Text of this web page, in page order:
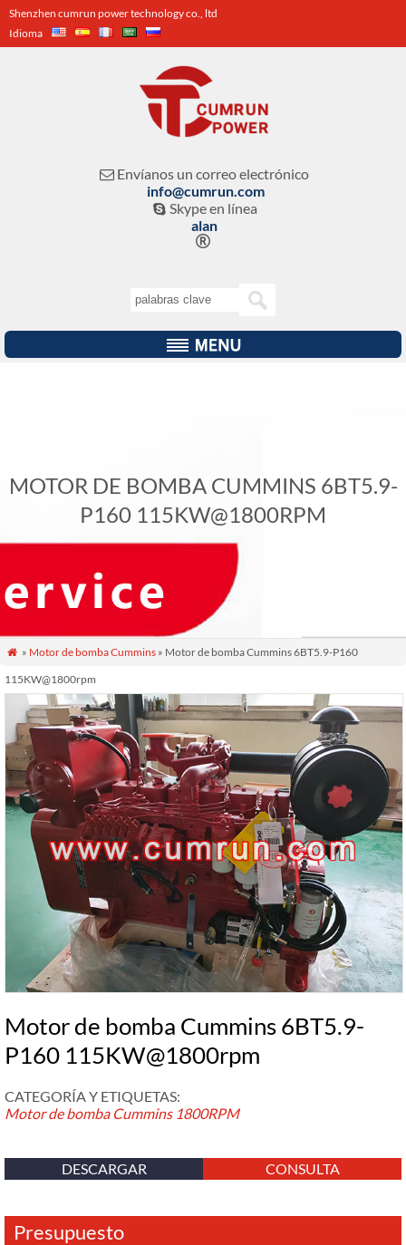
Shenzhen cumrun power technology co., ltd
Idioma
 Envíanos un correo electrónico
info@cumrun.com
 Skype en línea
alan

MOTOR DE BOMBA CUMMINS 6BT5.9-
P160 115KW@1800RPM
 » Motor de bomba Cummins» Motor de bomba Cummins 6BT5.9-P160
115KW@1800rpm
Motor de bomba Cummins 6BT5.9-
P160 115KW@1800rpm
CATEGORÍA Y ETIQUETAS:
Motor de bomba Cummins 1800RPM
DESCARGAR CONSULTA
Presupuesto